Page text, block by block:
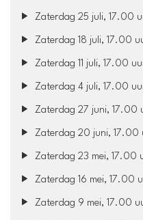
Zaterdag 25 juli, 17.00
Zaterdag 18 juli, 17.00
Zaterdag 11 juli, 17.00
Zaterdag 4 juli, 17.00
Zaterdag 27 juni, 17.00
Zaterdag 20 juni, 17.00
Zaterdag 23 mei, 17.00
Zaterdag 16 mei, 17.00
Zaterdag 9 mei, 17.00